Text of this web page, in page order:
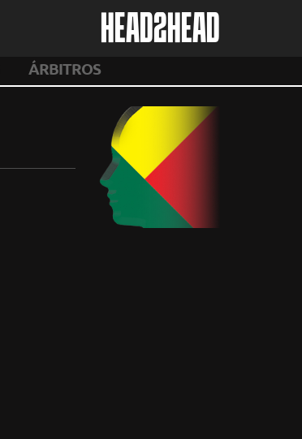
HEAD2HEAD
ÁRBITROS